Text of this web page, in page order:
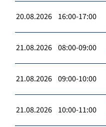
20.08.2026 16:00-17:00
21.08.2026 08:00-09:00
21.08.2026 09:00-10:00
21.08.2026 10:00-11:00